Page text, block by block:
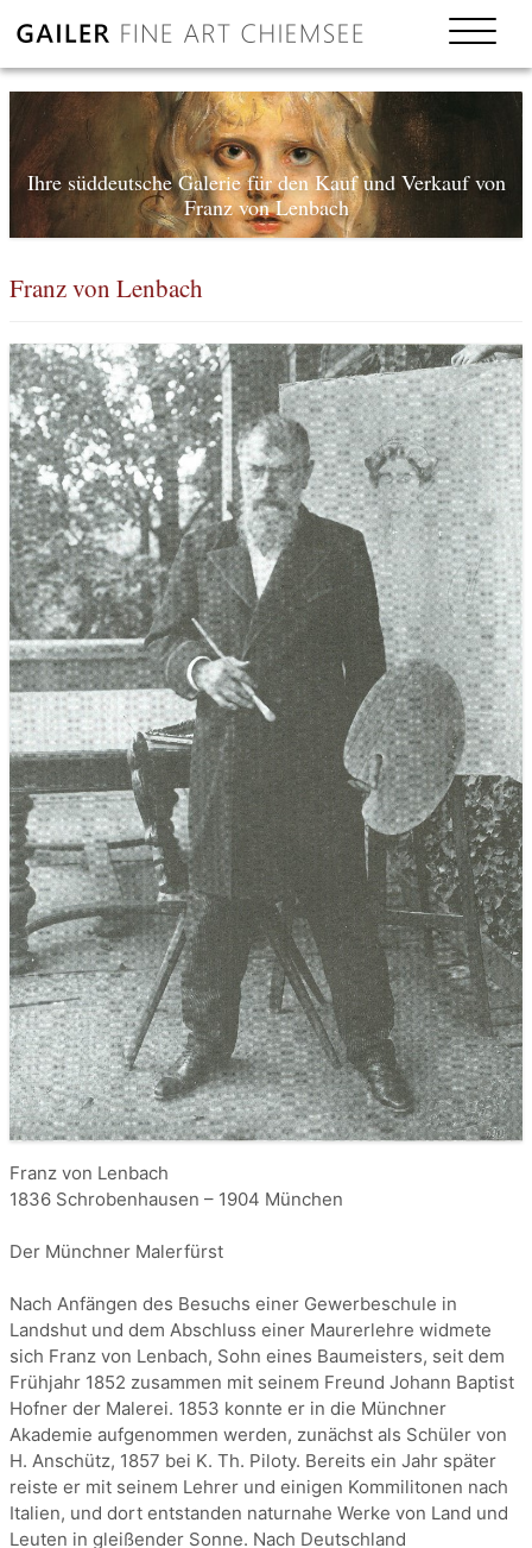
Ihre süddeutsche Galerie für den Kauf und Verkauf von
Franz von Lenbach
Franz von Lenbach
Franz von Lenbach
1836 Schrobenhausen – 1904 München
Der Münchner Malerfürst
Nach Anfängen des Besuchs einer Gewerbeschule in
Landshut und dem Abschluss einer Maurerlehre widmete
sich Franz von Lenbach, Sohn eines Baumeisters, seit dem
Frühjahr 1852 zusammen mit seinem Freund Johann Baptist
Hofner der Malerei. 1853 konnte er in die Münchner
Akademie aufgenommen werden, zunächst als Schüler von
H. Anschütz, 1857 bei K. Th. Piloty. Bereits ein Jahr später
reiste er mit seinem Lehrer und einigen Kommilitonen nach
Italien, und dort entstanden naturnahe Werke von Land und
Leuten in gleißender Sonne. Nach Deutschland